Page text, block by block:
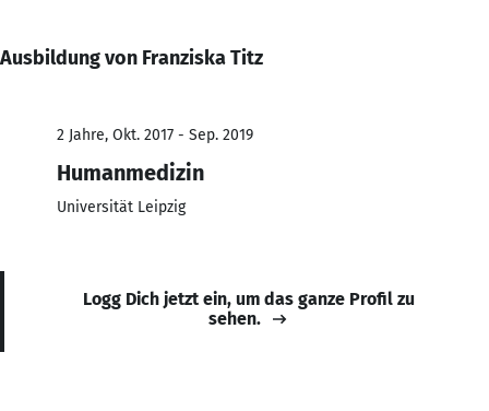
Ausbildung von Franziska Titz
2 Jahre, Okt. 2017 - Sep. 2019
Humanmedizin
Universität Leipzig
Logg Dich jetzt ein, um das ganze Profil zu
sehen.